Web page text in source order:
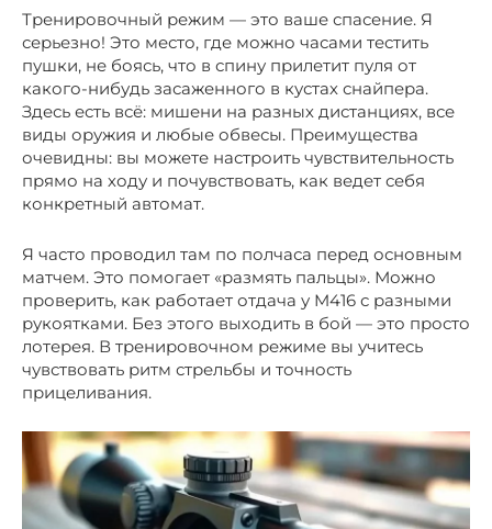
Тренировочный режим — это ваше спасение. Я
серьезно! Это место, где можно часами тестить
пушки, не боясь, что в спину прилетит пуля от
какого-нибудь засаженного в кустах снайпера.
Здесь есть всё: мишени на разных дистанциях, все
виды оружия и любые обвесы. Преимущества
очевидны: вы можете настроить чувствительность
прямо на ходу и почувствовать, как ведет себя
конкретный автомат.
Я часто проводил там по полчаса перед основным
матчем. Это помогает «размять пальцы». Можно
проверить, как работает отдача у M416 с разными
рукоятками. Без этого выходить в бой — это просто
лотерея. В тренировочном режиме вы учитесь
чувствовать ритм стрельбы и точность
прицеливания.